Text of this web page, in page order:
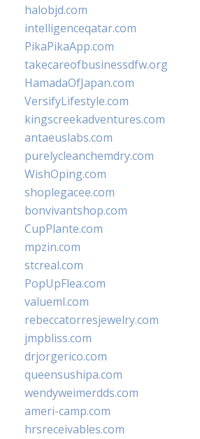
halobjd.com
intelligenceqatar.com
PikaPikaApp.com
takecareofbusinessdfw.org
HamadaOfJapan.com
VersifyLifestyle.com
kingscreekadventures.com
antaeuslabs.com
purelycleanchemdry.com
WishOping.com
shoplegacee.com
bonvivantshop.com
CupPlante.com
mpzin.com
stcreal.com
PopUpFlea.com
valueml.com
rebeccatorresjewelry.com
jmpbliss.com
drjorgerico.com
queensushipa.com
wendyweimerdds.com
ameri-camp.com
hrsreceivables.com